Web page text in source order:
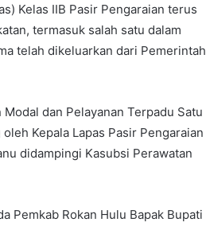
Kelas IIB Pasir Pengaraian terus
termasuk salah satu dalam
telah dikeluarkan dari Pemerintah
dan Pelayanan Terpadu Satu
Kepala Lapas Pasir Pengaraian
didampingi Kasubsi Perawatan
Pemkab Rokan Hulu Bapak Bupati